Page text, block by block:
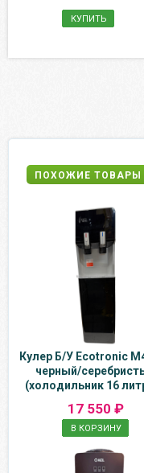
КУПИТЬ
ПОХОЖИЕ ТОВАРЫ
Кулер Б/У Ecotronic
черный/
(холодильник 16
17 550 ₽
В КОРЗИНУ